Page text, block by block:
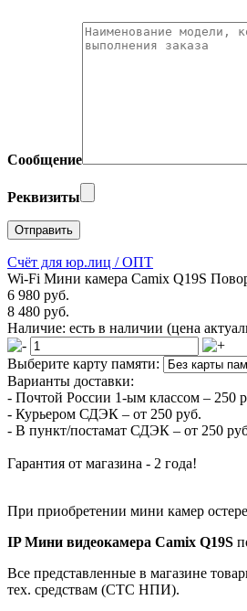
Сообщение
Реквизиты
Счёт для юр.лиц / ОПТ
Wi-Fi Мини камера Camix Q19S
6 980 руб.
8 480 руб.
Наличие: есть в наличии (цена
Выберите карту памяти:
Варианты доставки:
- Почтой России 1-ым классом – 250
- Курьером СДЭК – от 250 руб.
- В пункт/постамат СДЭК – от 250
Гарантия от магазина - 2 года!
При приобретении мини камер
IP Мини видеокамера Camix Q19S
Все представленные в магазине
тех. средствам (СТС НПИ).